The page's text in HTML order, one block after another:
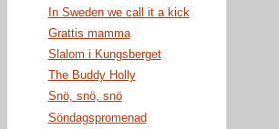
In Sweden we call it a kick
Grattis mamma
Slalom i Kungsberget
The Buddy Holly
Snö, snö, snö
Söndagspromenad